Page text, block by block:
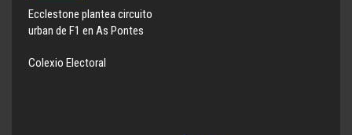
Ecclestone plantea circuito
urban de F1 en As Pontes
Colexio Electoral